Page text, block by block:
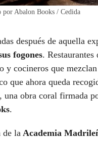
Abalon Books / Cedida
después de aquella
fogones. Restaurantes
y cocineros que
que ahora queda
, una obra coral firmada
.
de la Academia